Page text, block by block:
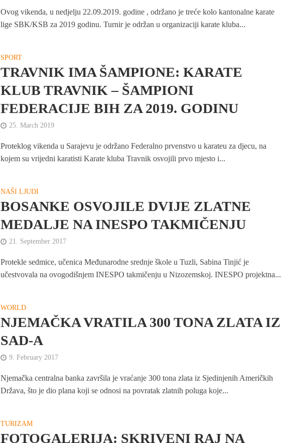
Ovog vikenda, u nedjelju 22.09.2019. godine , održano je treće kolo kantonalne karate
lige SBK/KSB za 2019 godinu. Turnir je održan u organizaciji karate kluba...
SPORT
TRAVNIK IMA ŠAMPIONE: KARATE
KLUB TRAVNIK – ŠAMPIONI
FEDERACIJE BIH ZA 2019. GODINU
25. March 2019
Proteklog vikenda u Sarajevu je održano Federalno prvenstvo u karateu za djecu, na
kojem su vrijedni karatisti Karate kluba Travnik osvojili prvo mjesto i...
NAŠI LJUDI
BOSANKE OSVOJILE DVIJE ZLATNE
MEDALJE NA INESPO TAKMIČENJU
21. September 2017
Protekle sedmice, učenica Međunarodne srednje škole u Tuzli, Sabina Tinjić je
učestvovala na ovogodišnjem INESPO takmičenju u Nizozemskoj. INESPO projektna...
WORLD
NJEMAČKA VRATILA 300 TONA ZLATA IZ
SAD-A
9. February 2017
Njemačka centralna banka završila je vraćanje 300 tona zlata iz Sjedinjenih Američkih
Država, što je dio plana koji se odnosi na povratak zlatnih poluga koje...
TURIZAM
FOTOGALERIJA: SKRIVENI RAJ NA